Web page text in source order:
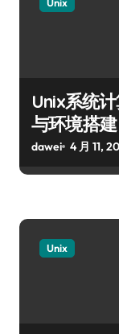
Unix系统
与环境搭建
dawei 4 月 11,
Unix